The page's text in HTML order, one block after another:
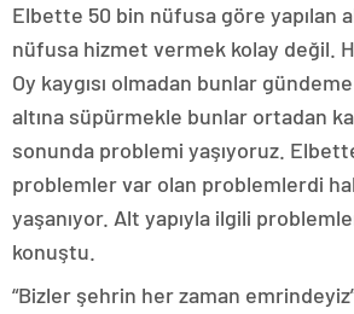
Elbette 50 bin nüfusa göre yapılan
nüfusa hizmet vermek kolay değil.
Oy kaygısı olmadan bunlar
altına süpürmekle bunlar ortadan
sonunda problemi yaşıyoruz.
problemler var olan problemlerdi
yaşanıyor. Alt yapıyla ilgili
konuştu.
“Bizler şehrin her zaman